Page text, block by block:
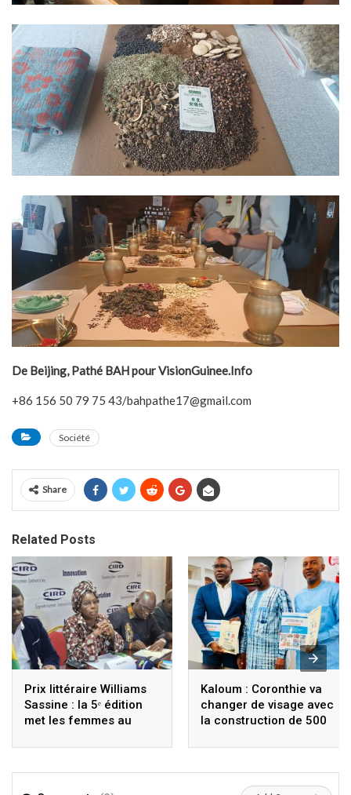
De Beijing, Pathé BAH pour VisionGuinee.Info
+86 156 50 79 75 43/bahpathe17@gmail.com
Société
Share
Related Posts
Prix littéraire Williams
Sassine : la 5ᵉ édition
met les femmes au
de la résistance
Kaloum : Coronthie va
changer de visage avec
la construction de 500
des immeubles de 15